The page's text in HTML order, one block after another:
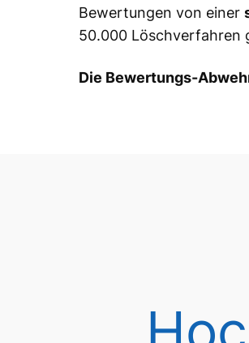
Bewertungen von einer
50.000 Löschverfahren
Die Bewertungs-